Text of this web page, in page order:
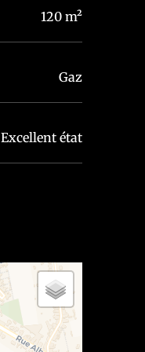
120 m²
Gaz
Excellent état